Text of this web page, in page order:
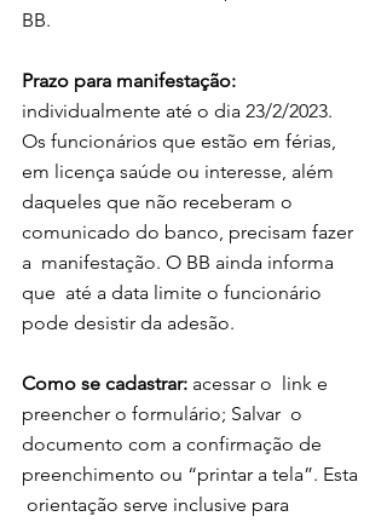
BB.
Prazo para manifestação:
individualmente até o dia 23/2/2023.
Os funcionários que estão em férias,
em licença saúde ou interesse, além
daqueles que não receberam o
comunicado do banco, precisam fazer
a  manifestação. O BB ainda informa
que  até a data limite o funcionário
pode desistir da adesão.
Como se cadastrar: acessar o  link e
preencher o formulário; Salvar  o
documento com a confirmação de
preenchimento ou “printar a tela”. Esta
orientação serve inclusive para